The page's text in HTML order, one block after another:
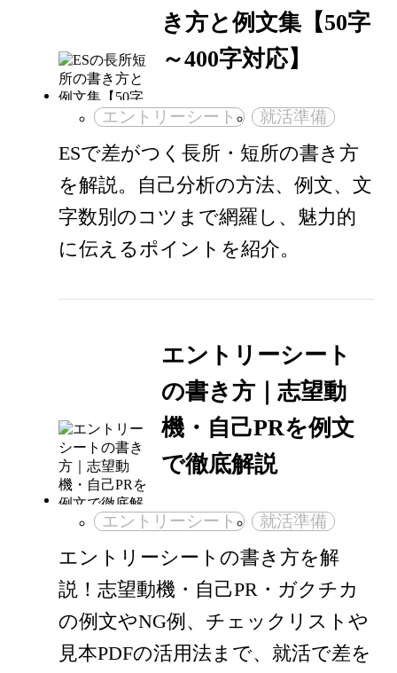
き方と例文集【50字
～400字対応】
エントリーシート 就活準備
ESで差がつく長所・短所の書き方
を解説。自己分析の方法、例文、文
字数別のコツまで網羅し、魅力的
に伝えるポイントを紹介。
エントリーシート
の書き方｜志望動
機・自己PRを例文
で徹底解説
エントリーシート 就活準備
エントリーシートの書き方を解
説！志望動機・自己PR・ガクチカ
の例文やNG例、チェックリストや
見本PDFの活用法まで、就活で差を